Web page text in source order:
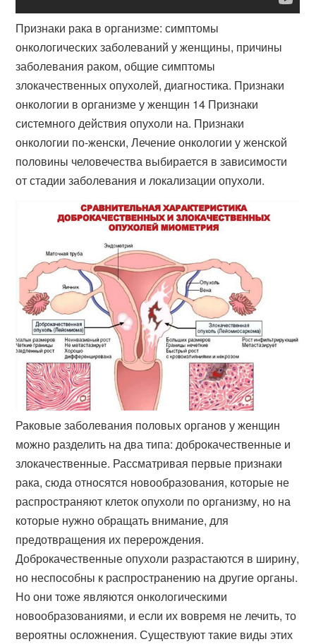
Признаки рака в организме: симптомы
онкологических заболеваний у женщины, причины
заболевания раком, общие симптомы
злокачественных опухолей, диагностика. Признаки
онкологии в организме у женщин 14 Признаки
системного действия опухоли на. Признаки
онкологии по-женски, Лечение онкологии у женской
половины человечества выбирается в зависимости
от стадии заболевания и локализации опухоли.
Раковые заболевания половых органов у женщин
можно разделить на два типа: доброкачественные и
злокачественные. Рассматривая первые признаки
рака, сюда относятся новообразования, которые не
распространяют клеток опухоли по организму, но на
которые нужно обращать внимание, для
предотвращения их перерождения.
Доброкачественные опухоли разрастаются в ширину,
но неспособны к распространению на другие органы.
Но они тоже являются онкологическими
новообразованиями, и если их вовремя не лечить, то
вероятны осложнения. Существуют такие виды этих